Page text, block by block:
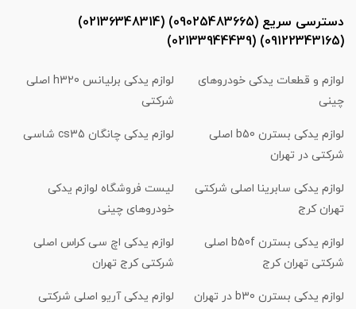
دسترسی سریع (09025483665) (02136348314)
(09122343165) (02133944439)
لوازم و قطعات یدکی خودروهای
چینی
لوازم یدکی برلیانس h320 اصلی
شرکتی
لوازم یدکی بسترن b50 اصلی
شرکتی در تهران
لوازم یدکی چانگان cs35 شاسی
لوازم یدکی سابرینا اصلی شرکتی
تهران کرج
لیست فروشگاه لوازم یدکی
خودروهای چینی
لوازم یدکی بسترن b50f اصلی
شرکتی تهران کرج
لوازم یدکی اچ سی کراس اصلی
شرکتی کرج تهران
لوازم یدکی بسترن b30 در تهران
لوازم یدکی آریو اصلی شرکتی